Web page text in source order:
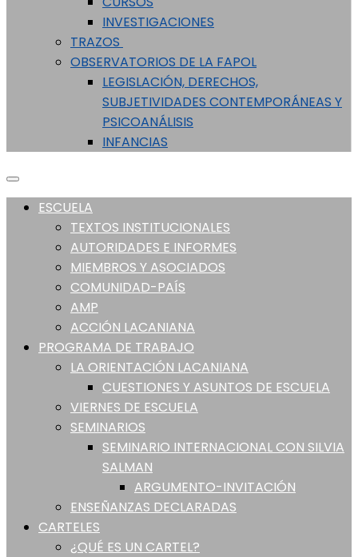
INVESTIGACIONES
TRAZOS
OBSERVATORIOS DE LA FAPOL
LEGISLACIÓN, DERECHOS,
SUBJETIVIDADES CONTEMPORÁNEAS Y
PSICOANÁLISIS
INFANCIAS
ESCUELA
TEXTOS INSTITUCIONALES
AUTORIDADES E INFORMES
MIEMBROS Y ASOCIADOS
COMUNIDAD-PAÍS
AMP
ACCIÓN LACANIANA
PROGRAMA DE TRABAJO
LA ORIENTACIÓN LACANIANA
CUESTIONES Y ASUNTOS DE ESCUELA
VIERNES DE ESCUELA
SEMINARIOS
SEMINARIO INTERNACIONAL CON SILVIA
SALMAN
ARGUMENTO-INVITACIÓN
ENSEÑANZAS DECLARADAS
CARTELES
¿QUÉ ES UN CARTEL?